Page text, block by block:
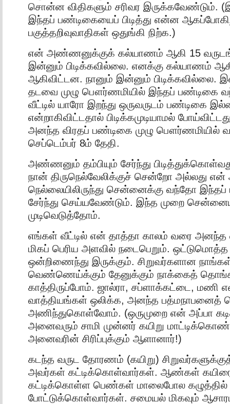
சொன்ன விதிகளும் சரிவர இருக்கவேண்டும்.
இந்தப் பண்டிகையைப் பிடித்து என்ன
பகுத்தறிவுவாதிகள் ஒதுங்கி நிற்க.)
என் அண்ணனுக்குக் கல்யாணம் ஆகி 15
இன்னும் பிடிக்கவில்லை. எனக்கு கல்யாணம்
ஆகிவிட்டன. நானும் இன்னும் பிடிக்கவில்லை.
தடவை முழு பௌர்ணமியில் இந்தப் பண்டிகை
வீட்டில் யாரோ இறந்து ஒருவருடம் பண்டிகை
என்றாகிவிட்டதால் பிடிக்கமுடியாமல்
அனந்த விரதப் பண்டிகை முழு பௌர்ணமியில்
செப்டெம்பர் 8ம் தேதி.
அண்ணனும் தம்பியும் சேர்ந்து
நான் திருநெல்வேலிக்குச் சென்றோ அல்லது
நெல்லையிலிருந்து சென்னைக்கு வந்தோ
சேர்ந்து செய்யவேண்டும். இந்த முறை
முடிவெடுத்தோம்.
எங்கள் வீட்டில் என் தாத்தா காலம் வரை அனந்த
மிகப் பெரிய அளவில் நடைபெறும். ஒட்டுமொத்த
ஒன்றிணைந்து இருக்கும். சிறுவர்களான
வெண்ணெய்க்கும் தேனுக்கும் நாக்கைத்
காத்திருப்போம். ஜால்ரா, சப்ளாக்கட்டை, மணி
வாத்தியங்கள் ஒலிக்க, அனந்த பத்மநாபனைத்
அணிந்துகொள்வோம். (ஒருமுறை என் அப்பா
அனைவரும் சாமி முன்னர் கயிறு
அனைவரின் சிரிப்புக்கும் ஆளானார்!)
கடந்த வருட தோரணம் (கயிறு)
அவர்கள் கட்டிக்கொள்வார்கள். ஆண்கள் கயிரை
கட்டிக்கொள்ள பெண்கள் மாலைபோல கழுத்தில்
போட்டுக்கொள்வார்கள். சமையல் மிகவும்